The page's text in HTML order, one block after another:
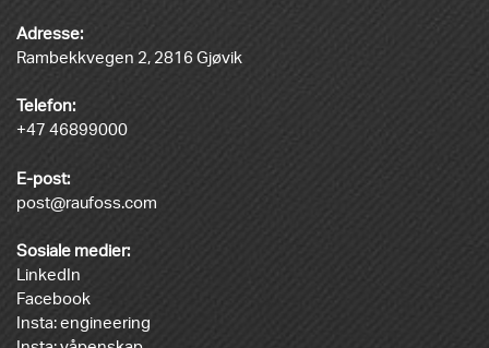
Adresse:
Rambekkvegen 2, 2816 Gjøvik
Telefon:
+47 46899000
E-post:
post@raufoss.com
Sosiale medier:
LinkedIn
Facebook
Insta: engineering